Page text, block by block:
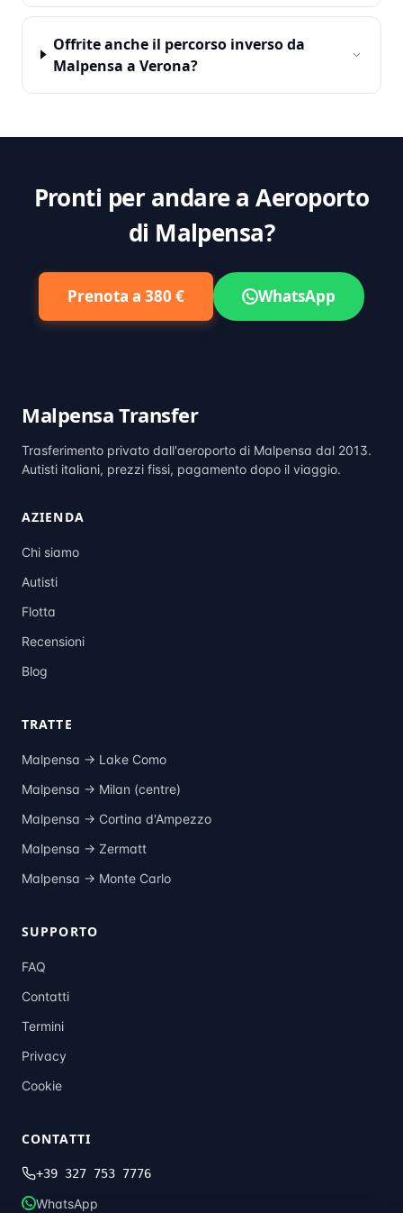
Offrite anche il percorso inverso da
Malpensa a Verona?
Pronti per andare a Aeroporto
di Malpensa?
Prenota a 380 € WhatsApp
Malpensa Transfer
Trasferimento privato dall'aeroporto di Malpensa dal 2013.
Autisti italiani, prezzi fissi, pagamento dopo il viaggio.
AZIENDA
Chi siamo
Autisti
Flotta
Recensioni
Blog
TRATTE
Malpensa → Lake Como
Malpensa → Milan (centre)
Malpensa → Cortina d'Ampezzo
Malpensa → Zermatt
Malpensa → Monte Carlo
SUPPORTO
FAQ
Contatti
Termini
Privacy
Cookie
CONTATTI
+39 327 753 7776
WhatsApp